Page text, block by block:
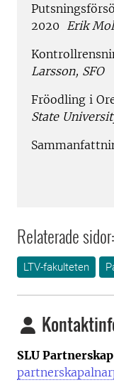
2020 Erik
Larsson, SFO
Fröodling i
State
Relaterade sidor:
LTV-fakulteten
SLU